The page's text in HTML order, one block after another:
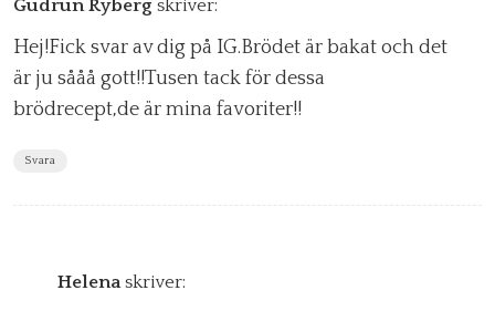
Gudrun Ryberg skriver:
Hej!Fick svar av dig på IG.Brödet är bakat och det
är ju sååå gott!!Tusen tack för dessa
brödrecept,de är mina favoriter!!
Svara
Helena skriver: